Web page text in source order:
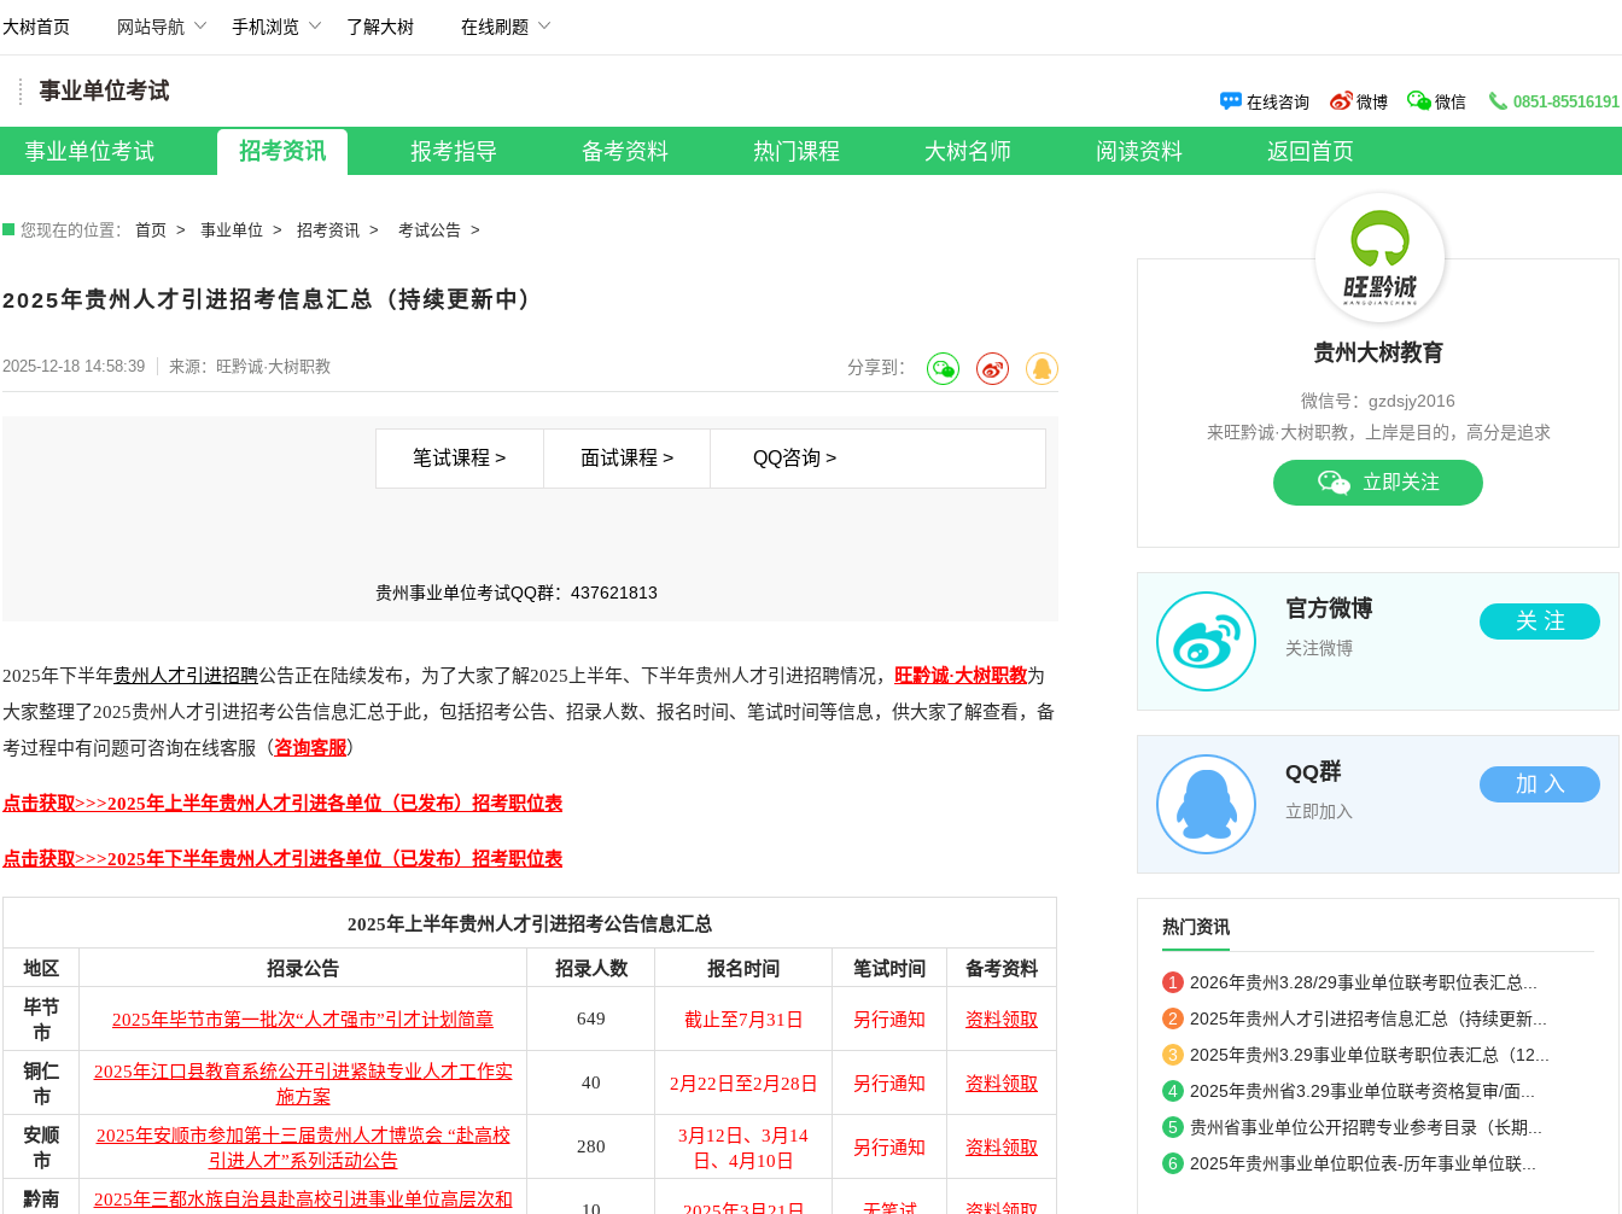
大树首页 网站导航
所有考试
国考招录
| 贵州省考 |
事业单位
教师招聘
银行招聘 |
照片修改
笔试课程
| 面试课程
行测老师
申论老师 | 面试老师
阅读资料
阅读资料
| 大树资讯
手机浏览
了解大树 在线刷题
事业单位考试 在线咨询 微博 微信 0851-85516191
事业单位考试 招考资讯 报考指导 备考资料 热门课程 大树名师 阅读资料 返回首页
您现在的位置： 首页 事业单位 招考资讯 考试公告
2025年贵州人才引进招考信息汇总（持续更新中）
2025-12-18 14:58:39 来源：旺黔诚·大树职教 分享到：
笔试课程 > 面试课程 > QQ咨询 >
贵州事业单位考试QQ群：437621813
2025年下半年贵州人才引进招聘公告正在陆续发布，为了大家了解2025上半年、下半年贵州人才引进招聘情况， 旺黔诚·大树职教为
大家整理了2025贵州人才引进招考公告信息汇总于此，包括招考公告、招录人数、报名时间、笔试时间等信息，供大家了解查看，备
考过程中有问题可咨询在线客服（咨询客服）
点击获取>>>2025年上半年贵州人才引进各单位（已发布）招考职位表
点击获取>>>2025年下半年贵州人才引进各单位（已发布）招考职位表
2025年上半年贵州人才引进招考公告信息汇总
地区 招录公告 招录人数 报名时间 笔试时间
备考资料
毕节
市
2025年毕节市第一批次“人才强市”引才计划简章 649 截止至7月31日 另行通知 资料领取
铜仁
市
2025年江口县教育系统公开引进紧缺专业人才工作实
施方案
40 2月22日至2月28日 另行通知 资料领取
安顺
市
2025年安顺市参加第十三届贵州人才博览会 “赴高校
引进人才”系列活动公告
280
3月12日、3月14
日、4月10日
另行通知 资料领取
黔南
2025年三都水族自治县赴高校引进事业单位高层次和
贵州大树教育
微信号：gzdsjy2016
来旺黔诚·大树职教，上岸是目的，高分是追求
立即关注
官方微博
关注微博
关 注
QQ群
立即加入
加 入
热门资讯
1
2026年贵州3.28/29事业单位联考职位表汇总...
2
2025年贵州人才引进招考信息汇总（持续更新...
3
2025年贵州3.29事业单位联考职位表汇总（12...
4
2025年贵州省3.29事业单位联考资格复审/面...
5
贵州省事业单位公开招聘专业参考目录（长期...
6
2025年贵州事业单位职位表-历年事业单位联...